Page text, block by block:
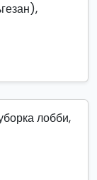
лобби,